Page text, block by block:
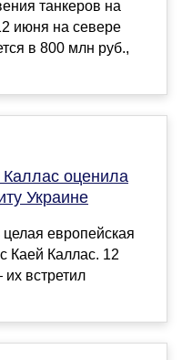
танкеров на
июня на севере
в 800 млн руб.,
оценила
Украине
европейская
Каей Каллас. 12
встретил